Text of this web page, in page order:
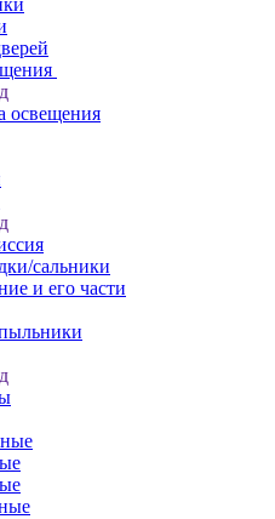
освещения
сальники
и его части